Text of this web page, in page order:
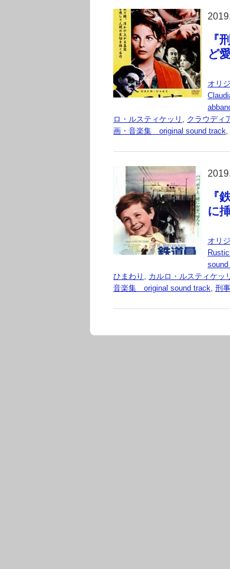
『
ど
オリ
ロ・ルスティケッリ , クラウディ
画・音楽集 original sound track,
『
に
オリ
ひまわり , カルロ・ルスティケッ
音楽集 original sound track, 刑事